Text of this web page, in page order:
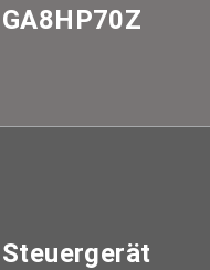
GA8HP70Z
Steuergerät